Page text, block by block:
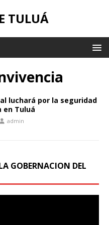
TULUÁ
luchará por la seguridad
en Tuluá
admin
GOBERNACION DEL